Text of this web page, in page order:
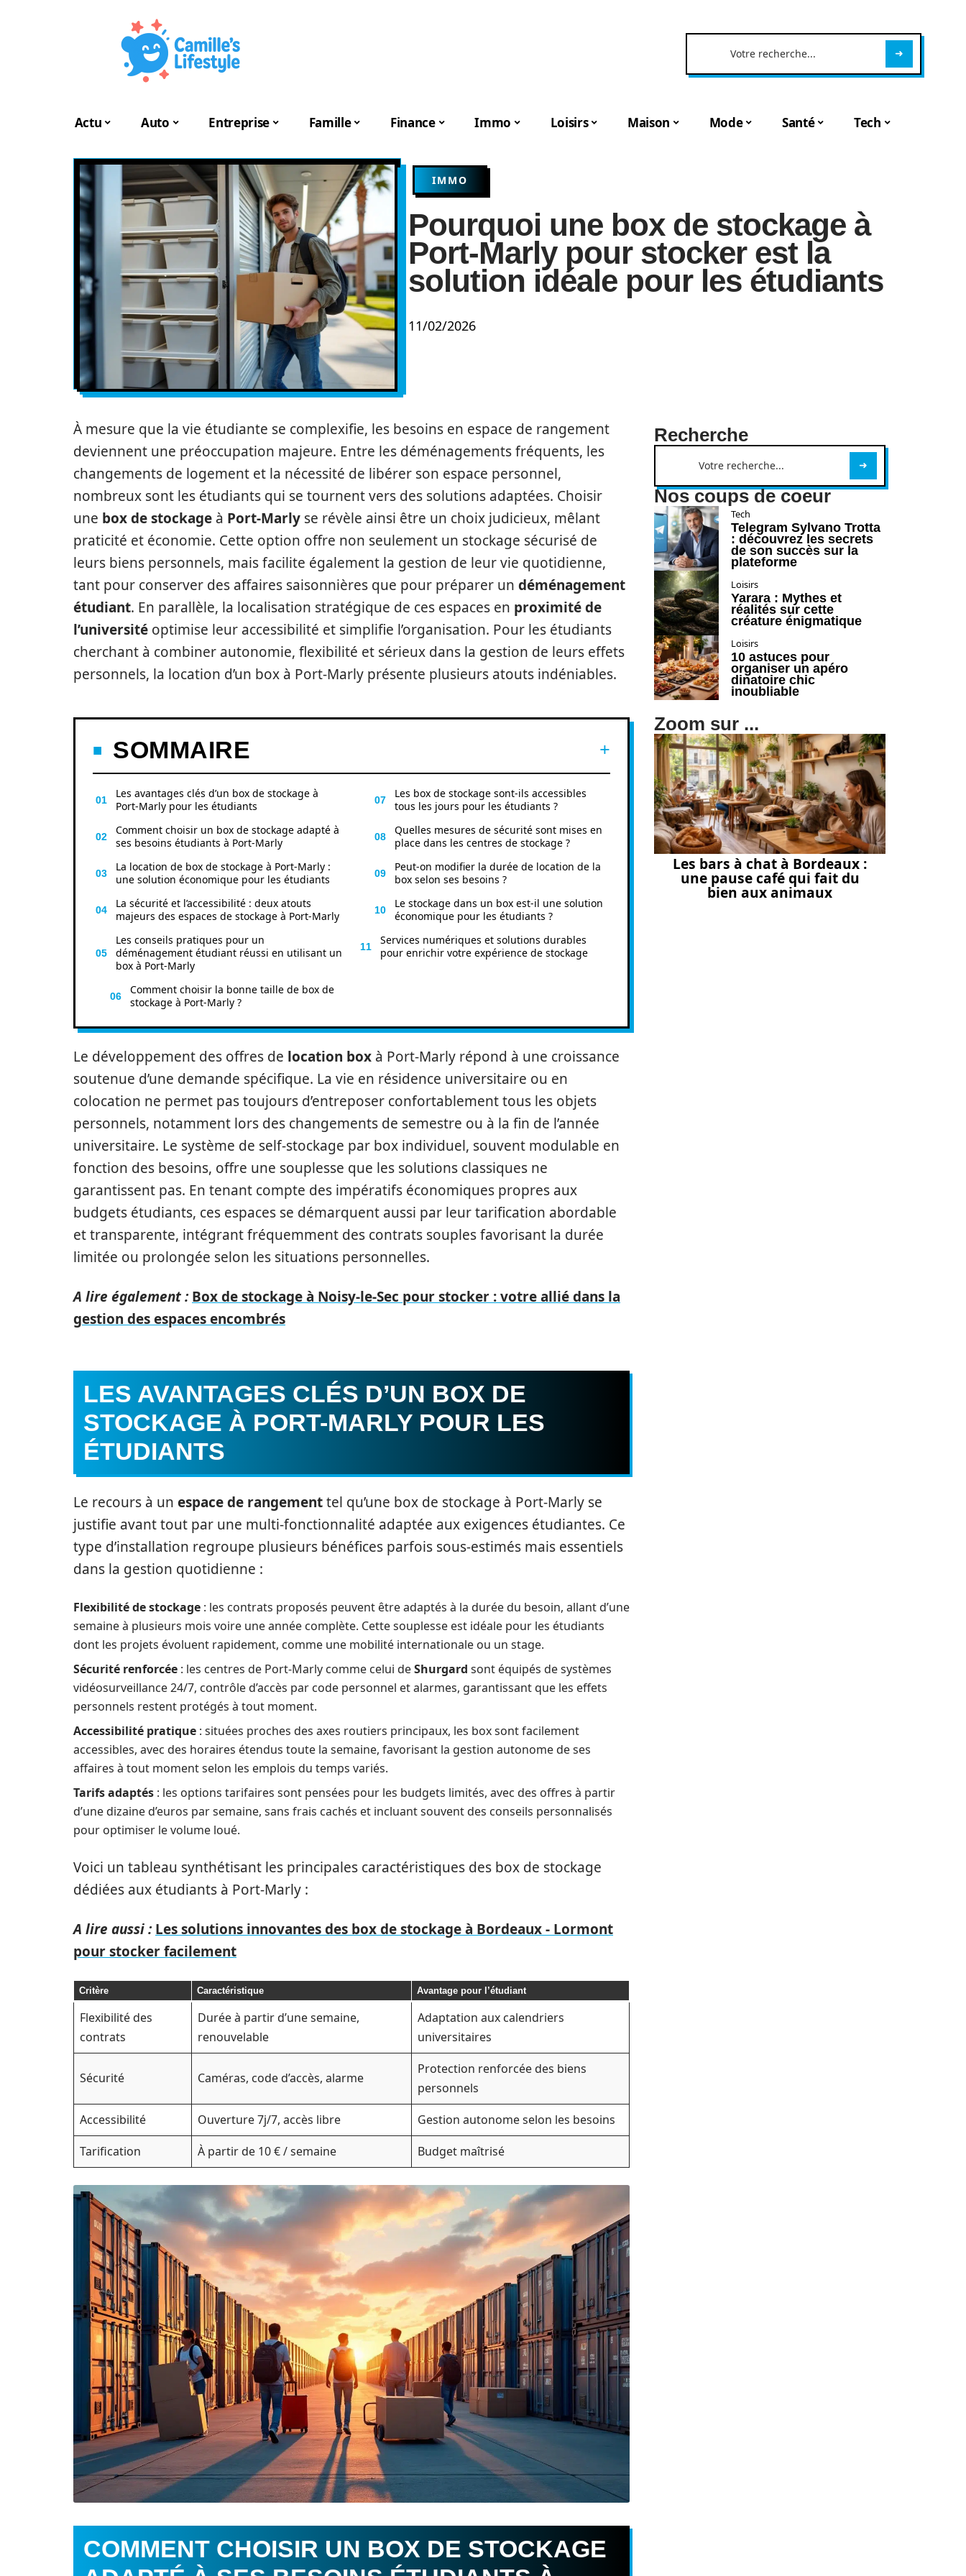
Actu Auto Entreprise Famille Finance Immo Loisirs Maison Mode Santé Tech
IMMO
Pourquoi une box de stockage à
Port-Marly pour stocker est la
solution idéale pour les étudiants
11/02/2026
À mesure que la vie étudiante se complexifie, les besoins en espace de rangement
deviennent une préoccupation majeure. Entre les déménagements fréquents, les
changements de logement et la nécessité de libérer son espace personnel,
nombreux sont les étudiants qui se tournent vers des solutions adaptées. Choisir
une box de stockage à Port-Marly se révèle ainsi être un choix judicieux, mêlant
praticité et économie. Cette option offre non seulement un stockage sécurisé de
leurs biens personnels, mais facilite également la gestion de leur vie quotidienne,
tant pour conserver des affaires saisonnières que pour préparer un déménagement
étudiant. En parallèle, la localisation stratégique de ces espaces en proximité de
l’université optimise leur accessibilité et simplifie l’organisation. Pour les étudiants
cherchant à combiner autonomie, flexibilité et sérieux dans la gestion de leurs effets
personnels, la location d’un box à Port-Marly présente plusieurs atouts indéniables.
SOMMAIRE
Les avantages clés d’un box de stockage à
Port-Marly pour les étudiants
Comment choisir un box de stockage adapté à
ses besoins étudiants à Port-Marly
La location de box de stockage à Port-Marly :
une solution économique pour les étudiants
La sécurité et l’accessibilité : deux atouts
majeurs des espaces de stockage à Port-Marly
Les conseils pratiques pour un
déménagement étudiant réussi en utilisant un
box à Port-Marly
Comment choisir la bonne taille de box de
stockage à Port-Marly ?
Les box de stockage sont-ils accessibles
tous les jours pour les étudiants ?
Quelles mesures de sécurité sont mises en
place dans les centres de stockage ?
Peut-on modifier la durée de location de la
box selon ses besoins ?
Le stockage dans un box est-il une solution
économique pour les étudiants ?
Services numériques et solutions durables
pour enrichir votre expérience de stockage
Le développement des offres de location box à Port-Marly répond à une croissance
soutenue d’une demande spécifique. La vie en résidence universitaire ou en
colocation ne permet pas toujours d’entreposer confortablement tous les objets
personnels, notamment lors des changements de semestre ou à la fin de l’année
universitaire. Le système de self-stockage par box individuel, souvent modulable en
fonction des besoins, offre une souplesse que les solutions classiques ne
garantissent pas. En tenant compte des impératifs économiques propres aux
budgets étudiants, ces espaces se démarquent aussi par leur tarification abordable
et transparente, intégrant fréquemment des contrats souples favorisant la durée
limitée ou prolongée selon les situations personnelles.
A lire également : Box de stockage à Noisy-le-Sec pour stocker : votre allié dans la
gestion des espaces encombrés
LES AVANTAGES CLÉS D’UN BOX DE
STOCKAGE À PORT-MARLY POUR LES
ÉTUDIANTS
Le recours à un espace de rangementtel qu’une box de stockage à Port-Marly se
justifie avant tout par une multi-fonctionnalité adaptée aux exigences étudiantes. Ce
type d’installation regroupe plusieurs bénéfices parfois sous-estimés mais essentiels
dans la gestion quotidienne :
Flexibilité de stockage : les contrats proposés peuvent être adaptés à la durée du besoin, allant d’une
semaine à plusieurs mois voire une année complète. Cette souplesse est idéale pour les étudiants
dont les projets évoluent rapidement, comme une mobilité internationale ou un stage.
Sécurité renforcée : les centres de Port-Marly comme celui deShurgard sont équipés de systèmes
vidéosurveillance 24/7, contrôle d’accès par code personnel et alarmes, garantissant que les effets
personnels restent protégés à tout moment.
Accessibilité pratique : situées proches des axes routiers principaux, les box sont facilement
accessibles, avec des horaires étendus toute la semaine, favorisant la gestion autonome de ses
affaires à tout moment selon les emplois du temps variés.
Tarifs adaptés : les options tarifaires sont pensées pour les budgets limités, avec des offres à partir
d’une dizaine d’euros par semaine, sans frais cachés et incluant souvent des conseils personnalisés
pour optimiser le volume loué.
Voici un tableau synthétisant les principales caractéristiques des box de stockage
dédiées aux étudiants à Port-Marly :
A lire aussi : Les solutions innovantes des box de stockage à Bordeaux - Lormont
pour stocker facilement
Critère Caractéristique Avantage pour l’étudiant
Flexibilité des
contrats
Durée à partir d’une semaine,
renouvelable
Adaptation aux calendriers
universitaires
Sécurité Caméras, code d’accès, alarme
Protection renforcée des biens
personnels
Accessibilité
Ouverture 7j/7, accès libre
Gestion autonome selon les besoins
Tarification
À partir de 10 € / semaine Budget maîtrisé
COMMENT CHOISIR UN BOX DE STOCKAGE
Recherche
Nos coups de coeur
Tech
Telegram Sylvano Trotta
: découvrez les secrets
de son succès sur la
plateforme
Loisirs
Yarara : Mythes et
réalités sur cette
créature énigmatique
Loisirs
10 astuces pour
organiser un apéro
dinatoire chic
inoubliable
Zoom sur ...
Les bars à chat à Bordeaux :
une pause café qui fait du
bien aux animaux